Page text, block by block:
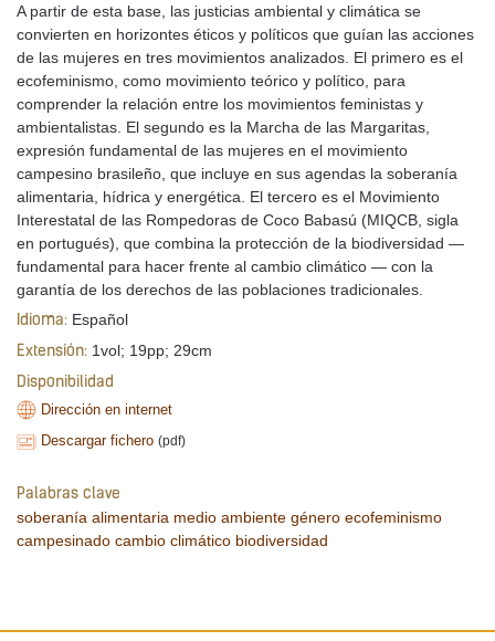
A partir de esta base, las justicias ambiental y climática se
convierten en horizontes éticos y políticos que guían las acciones
de las mujeres en tres movimientos analizados. El primero es el
ecofeminismo, como movimiento teórico y político, para
comprender la relación entre los movimientos feministas y
ambientalistas. El segundo es la Marcha de las Margaritas,
expresión fundamental de las mujeres en el movimiento
campesino brasileño, que incluye en sus agendas la soberanía
alimentaria, hídrica y energética. El tercero es el Movimiento
Interestatal de las Rompedoras de Coco Babasú (MIQCB, sigla
en portugués), que combina la protección de la biodiversidad —
fundamental para hacer frente al cambio climático — con la
garantía de los derechos de las poblaciones tradicionales.
Idioma: Español
Extensión: 1vol; 19pp; 29cm
Disponibilidad
Dirección en internet
Descargar fichero (pdf)
Palabras clave
soberanía alimentaria medio ambiente género ecofeminismo
campesinado cambio climático biodiversidad